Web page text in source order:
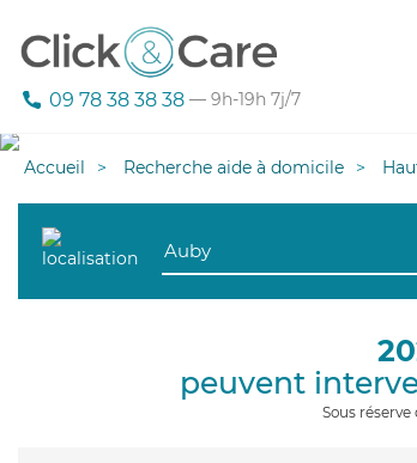
09 78 38 38 38 — 9h-19h 7j/7
Accueil Recherche aide à domicile
peuvent
Sous